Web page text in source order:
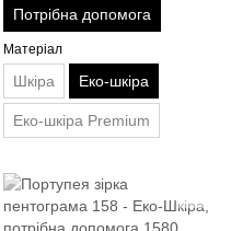
Потрібна допомога
Матеріал
Шкіра Еко-шкіра
Еко-шкіра Premium